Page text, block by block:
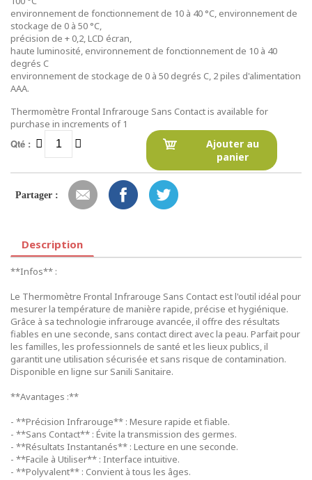
environnement de fonctionnement de 10 à 40 °C, environnement de
stockage de 0 à 50 °C,
précision de + 0,2, LCD écran,
haute luminosité, environnement de fonctionnement de 10 à 40
degrés C
environnement de stockage de 0 à 50 degrés C, 2 piles d'alimentation
AAA.
Thermomètre Frontal Infrarouge Sans Contact is available for
purchase in increments of 1
Qté :
Ajouter au
panier
Partager :
Description
**Infos** :
Le Thermomètre Frontal Infrarouge Sans Contact est l'outil idéal pour
mesurer la température de manière rapide, précise et hygiénique.
Grâce à sa technologie infrarouge avancée, il offre des résultats
fiables en une seconde, sans contact direct avec la peau. Parfait pour
les familles, les professionnels de santé et les lieux publics, il
garantit une utilisation sécurisée et sans risque de contamination.
Disponible en ligne sur Sanili Sanitaire.
**Avantages :**
- **Précision Infrarouge** : Mesure rapide et fiable.
- **Sans Contact** : Évite la transmission des germes.
- **Résultats Instantanés** : Lecture en une seconde.
- **Facile à Utiliser** : Interface intuitive.
- **Polyvalent** : Convient à tous les âges.